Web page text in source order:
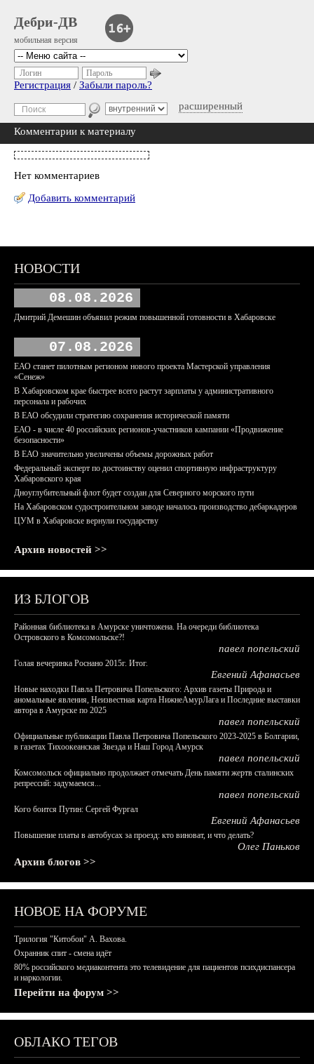
Дебри-ДВ
мобильная версия
расширенный
Логин Пароль
Регистрация / Забыли пароль?
Комментарии к материалу
Нет комментариев
Добавить комментарий
НОВОСТИ
08.08.2026
Дмитрий Демешин объявил режим повышенной готовности в Хабаровске
07.08.2026
ЕАО станет пилотным регионом нового проекта Мастерской управления
«Сенеж»
В Хабаровском крае быстрее всего растут зарплаты у административного
персонала и рабочих
В ЕАО обсудили стратегию сохранения исторической памяти
ЕАО - в числе 40 российских регионов-участников кампании «Продвижение
безопасности»
В ЕАО значительно увеличены объемы дорожных работ
Федеральный эксперт по достоинству оценил спортивную инфраструктуру
Хабаровского края
Дноуглубительный флот будет создан для Северного морского пути
На Хабаровском судостроительном заводе началось производство дебаркадеров
ЦУМ в Хабаровске вернули государству
Архив новостей >>
ИЗ БЛОГОВ
Районная библиотека в Амурске уничтожена. На очереди библиотека
Островского в Комсомольске?!
павел попельский
Голая вечеринка Роснано 2015г. Итог.
Евгений Афанасьев
Новые находки Павла Петровича Попельского: Архив газеты Природа и
аномальные явления, Неизвестная карта НижнеАмурЛага и Последние выставки
автора в Амурске по 2025
павел попельский
Официальные публикации Павла Петровича Попельского 2023-2025 в Болгарии,
в газетах Тихоокеанская Звезда и Наш Город Амурск
павел попельский
Комсомольск официально продолжает отмечать День памяти жертв сталинских
репрессий: задумаемся...
павел попельский
Кого боится Путин: Сергей Фургал
Евгений Афанасьев
Повышение платы в автобусах за проезд: кто виноват, и что делать?
Олег Паньков
Архив блогов >>
НОВОЕ НА ФОРУМЕ
Трилогия "Китобои" А. Вахова.
Охранник спит - смена идёт
80% российского медиаконтента это телевидение для пациентов психдиспансера
и наркологии.
Перейти на форум >>
ОБЛАКО ТЕГОВ